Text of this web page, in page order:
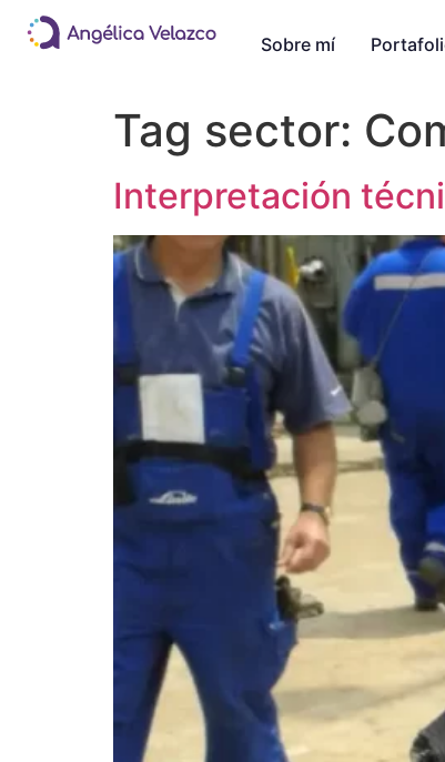
Sobre mí
Tag sector:
Interpretación